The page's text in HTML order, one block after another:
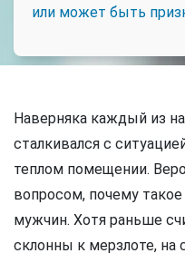
или может быть
Наверняка каждый из
сталкивался с
теплом помещении.
вопросом, почему такое
мужчин. Хотя раньше
склонны к мерзлоте,